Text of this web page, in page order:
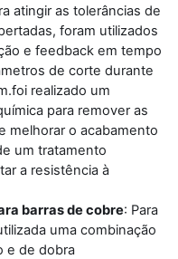
atingir as tolerâncias de
foram utilizados
e feedback em tempo
de corte durante
realizado um
para remover as
melhorar o acabamento
um tratamento
a resistência à
barras de cobre: Para
uma combinação
e de dobra